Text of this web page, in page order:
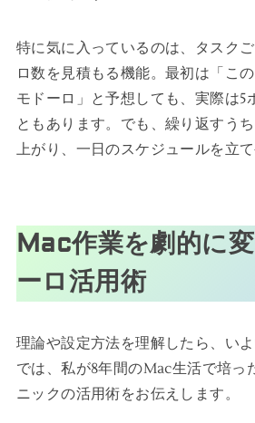
特に気に入っているのは、タスク
ロ数を見積もる機能。最初は「こ
モドーロ」と予想しても、実際は5
ともあります。でも、繰り返すう
上がり、一日のスケジュールを立て
Mac作業を劇的に
ーロ活用術
理論や設定方法を理解したら、い
では、私が8年間のMac生活で培っ
ニックの活用術をお伝えします。